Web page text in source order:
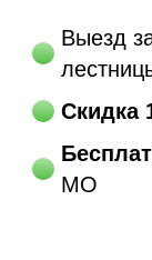
Выезд
Скидка
МО